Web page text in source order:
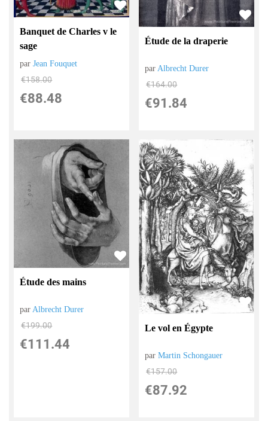
Banquet de Charles v le
sage
parJean Fouquet
€158.00
€88.48
Étude de la draperie
parAlbrecht Durer
€164.00
€91.84
Étude des mains
par Albrecht Durer
€199.00
€111.44
Le vol en Égypte
parMartin Schongauer
€157.00
€87.92